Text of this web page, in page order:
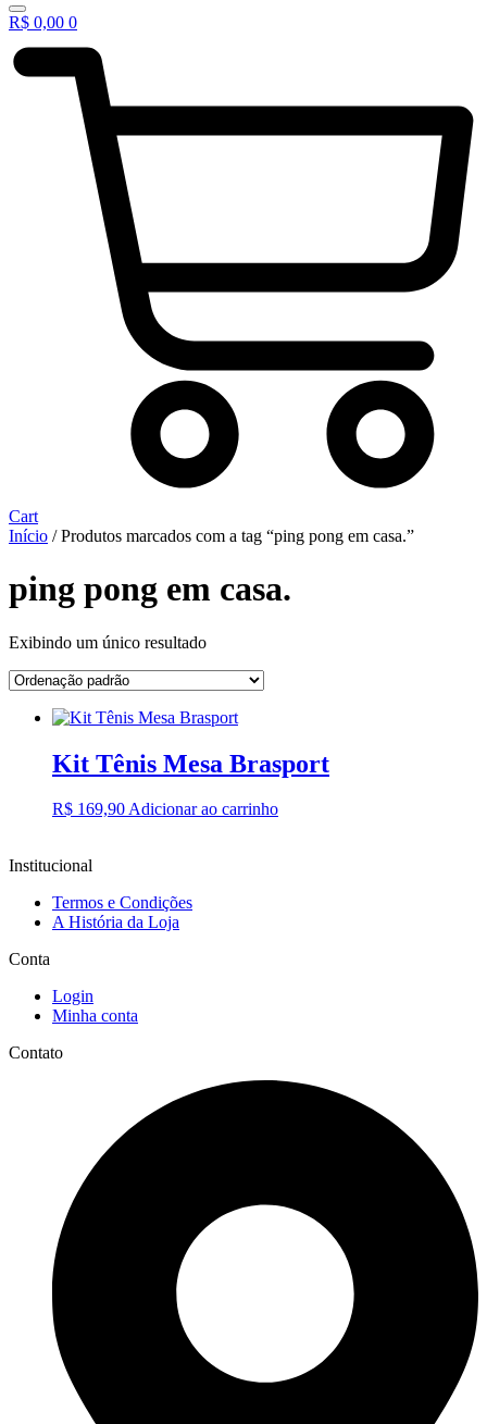
R$ 0,00 0
Cart
Início / Produtos marcados com a tag “ping pong em casa.”
ping pong em casa.
Exibindo um único resultado
Kit Tênis Mesa Brasport
R$ 169,90Adicionar ao carrinho
Institucional
Termos e Condições
A História da Loja
Conta
Login
Minha conta
Contato